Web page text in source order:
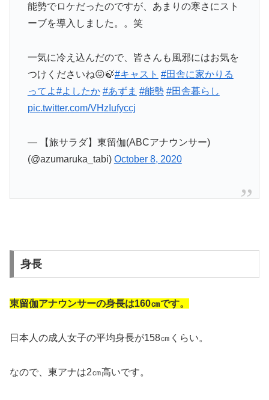
能勢でロケだったのですが、あまりの寒さにスト
ーブを導入しました。。笑
一気に冷え込んだので、皆さんも風邪にはお気を
つけくださいね😖🍃#キャスト #田舎に家かりる
ってよ#よしたか #あずま #能勢 #田舎暮らし
pic.twitter.com/VHzIufyccj
— 【旅サラダ】東留伽(ABCアナウンサー)
(@azumaruka_tabi) October 8, 2020
身長
東留伽アナウンサーの身長は160㎝です。
日本人の成人女子の平均身長が158㎝くらい。
なので、東アナは2㎝高いです。